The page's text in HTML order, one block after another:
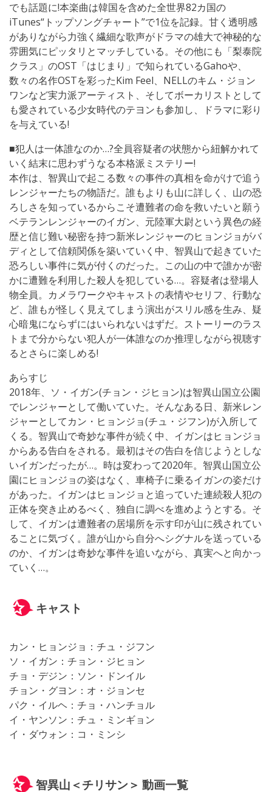
でも話題に!本楽曲は韓国を含めた全世界82カ国の
iTunes“トップソングチャート”で1位を記録。甘く透明感
がありながら力強く繊細な歌声がドラマの雄大で神秘的な
雰囲気にピッタリとマッチしている。その他にも「梨泰院
クラス」のOST「はじまり」で知られているGahoや、
数々の名作OSTを彩ったKim Feel、NELLのキム・ジョン
ワンなど実力派アーティスト、そしてボーカリストとして
も愛されている少女時代のテヨンも参加し、ドラマに彩り
を与えている!
■犯人は一体誰なのか…?全員容疑者の状態から紐解かれて
いく結末に思わずうなる本格派ミステリー!
本作は、智異山で起こる数々の事件の真相を命がけで追う
レンジャーたちの物語だ。誰もよりも山に詳しく、山の恐
ろしさを知っているからこそ遭難者の命を救いたいと願う
ベテランレンジャーのイガン、元陸軍大尉という異色の経
歴と信じ難い秘密を持つ新米レンジャーのヒョンジョがバ
ディとして信頼関係を築いていく中、智異山で起きていた
恐ろしい事件に気が付くのだった。この山の中で誰かが密
かに遭難を利用した殺人を犯している…。容疑者は登場人
物全員。カメラワークやキャストの表情やセリフ、行動な
ど、誰もが怪しく見えてしまう演出がスリル感を生み、疑
心暗鬼にならずにはいられないはずだ。ストーリーのラス
トまで分からない犯人が一体誰なのか推理しながら視聴す
るとさらに楽しめる!
あらすじ
2018年、ソ・イガン(チョン・ジヒョン)は智異山国立公園
でレンジャーとして働いていた。そんなある日、新米レン
ジャーとしてカン・ヒョンジョ(チュ・ジフン)が入所して
くる。智異山で奇妙な事件が続く中、イガンはヒョンジョ
からある告白をされる。最初はその告白を信じようとしな
いイガンだったが…。時は変わって2020年。智異山国立公
園にヒョンジョの姿はなく、車椅子に乗るイガンの姿だけ
があった。イガンはヒョンジョと追っていた連続殺人犯の
正体を突き止めるべく、独自に調べを進めようとする。そ
して、イガンは遭難者の居場所を示す印が山に残されてい
ることに気づく。誰が山から自分へシグナルを送っている
のか、イガンは奇妙な事件を追いながら、真実へと向かっ
ていく…。
キャスト
カン・ヒョンジョ：チュ・ジフン
ソ・イガン：チョン・ジヒョン
チョ・デジン：ソン・ドンイル
チョン・グヨン：オ・ジョンセ
パク・イルヘ：チョ・ハンチョル
イ・ヤンソン：チュ・ミンギョン
イ・ダウォン：コ・ミンシ
智異山＜チリサン＞ 動画一覧